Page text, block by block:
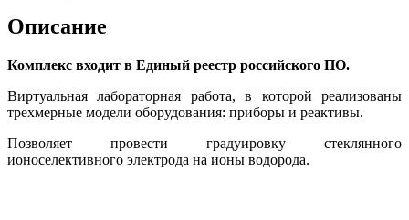
Описание
Комплекс входит в Единый реестр российского ПО.
Виртуальная лабораторная работа, в которой реализованы
трехмерные модели оборудования: приборы и реактивы.
Позволяет провести градуировку стеклянного
ионоселективного электрода на ионы водорода.